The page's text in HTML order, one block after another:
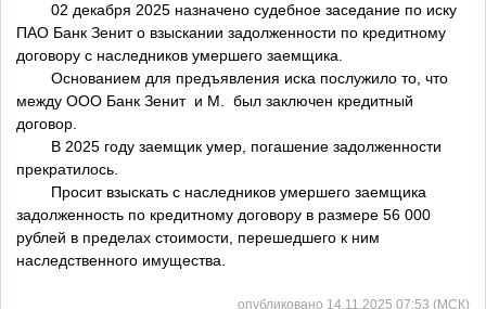
02 декабря 2025 назначено судебное заседание по иску
ПАО Банк Зенит о взыскании задолженности по кредитному
договору с наследников умершего заемщика.
Основанием для предъявления иска послужило то, что
между ООО Банк Зенит и М. был заключен кредитный
договор.
В 2025 году заемщик умер, погашение задолженности
прекратилось.
Просит взыскать с наследников умершего заемщика
задолженность по кредитному договору в размере 56 000
рублей в пределах стоимости, перешедшего к ним
наследственного имущества.
опубликовано 14.11.2025 07:53 (МСК)